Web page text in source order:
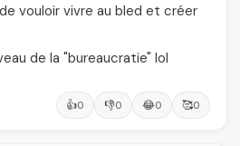
vouloir vivre au bled et créer
de la "bureaucratie" lol
👍0 👎0 😂0 🥰0